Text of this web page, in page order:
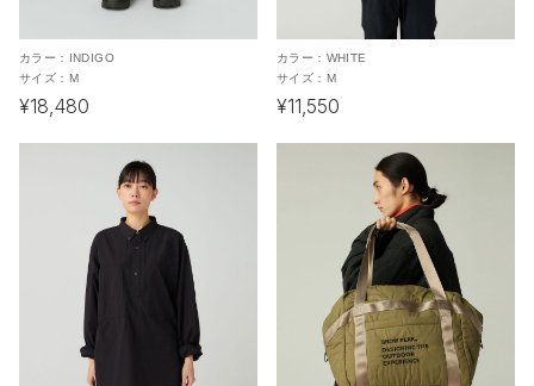
カラー： INDIGO
サイズ： M
¥18,480
カラー： WHITE
サイズ： M
¥11,550